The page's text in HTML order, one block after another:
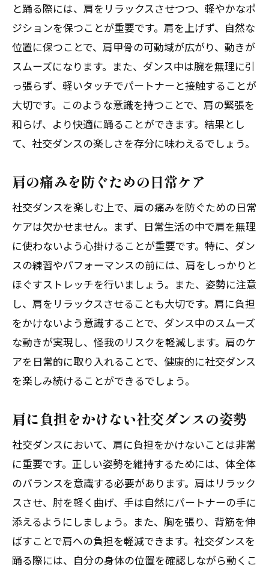
と踊る際には、肩をリラックスさせつつ、軽やかなポ
ジションを保つことが重要です。肩を上げず、自然な
位置に保つことで、肩甲骨の可動域が広がり、動きが
スムーズになります。また、ダンス中は腕を無理に引
っ張らず、軽いタッチでパートナーと接触することが
大切です。このような意識を持つことで、肩の緊張を
和らげ、より快適に踊ることができます。結果とし
て、社交ダンスの楽しさを存分に味わえるでしょう。
肩の痛みを防ぐための日常ケア
社交ダンスを楽しむ上で、肩の痛みを防ぐための日常
ケアは欠かせません。まず、日常生活の中で肩を無理
に使わないよう心掛けることが重要です。特に、ダン
スの練習やパフォーマンスの前には、肩をしっかりと
ほぐすストレッチを行いましょう。また、姿勢に注意
し、肩をリラックスさせることも大切です。肩に負担
をかけないよう意識することで、ダンス中のスムーズ
な動きが実現し、怪我のリスクを軽減します。肩のケ
アを日常的に取り入れることで、健康的に社交ダンス
を楽しみ続けることができるでしょう。
肩に負担をかけない社交ダンスの姿勢
社交ダンスにおいて、肩に負担をかけないことは非常
に重要です。正しい姿勢を維持するためには、体全体
のバランスを意識する必要があります。肩はリラック
スさせ、肘を軽く曲げ、手は自然にパートナーの手に
添えるようにしましょう。また、胸を張り、背筋を伸
ばすことで肩への負担を軽減できます。社交ダンスを
踊る際には、自分の身体の位置を確認しながら動くこ